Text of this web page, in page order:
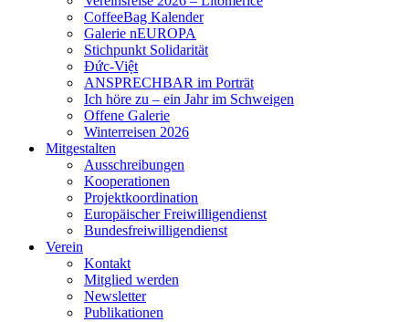
CoffeeBag Kalender
Galerie nEUROPA
Stichpunkt Solidarität
Đức-Việt
ANSPRECHBAR im Porträt
Ich höre zu – ein Jahr im Schweigen
Offene Galerie
Winterreisen 2026
Mitgestalten
Ausschreibungen
Kooperationen
Projektkoordination
Europäischer Freiwilligendienst
Bundesfreiwilligendienst
Verein
Kontakt
Mitglied werden
Newsletter
Publikationen